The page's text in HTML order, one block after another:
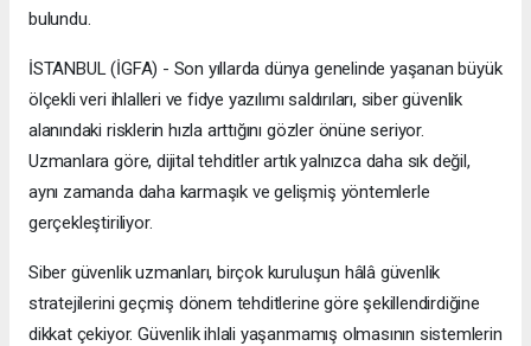
bulundu.
İSTANBUL (İGFA) - Son yıllarda dünya genelinde yaşanan büyük
ölçekli veri ihlalleri ve fidye yazılımı saldırıları, siber güvenlik
alanındaki risklerin hızla arttığını gözler önüne seriyor.
Uzmanlara göre, dijital tehditler artık yalnızca daha sık değil,
aynı zamanda daha karmaşık ve gelişmiş yöntemlerle
gerçekleştiriliyor.
Siber güvenlik uzmanları, birçok kuruluşun hâlâ güvenlik
stratejilerini geçmiş dönem tehditlerine göre şekillendirdiğine
dikkat çekiyor. Güvenlik ihlali yaşanmamış olmasının sistemlerin